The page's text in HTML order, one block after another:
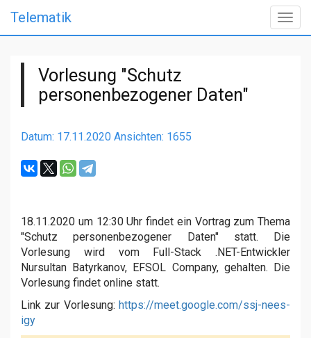
Telematik
Vorlesung "Schutz
personenbezogener Daten"
Datum: 17.11.2020 Ansichten: 1655
18.11.2020 um 12:30 Uhr findet ein Vortrag zum Thema
"Schutz personenbezogener Daten" statt. Die
Vorlesung wird vom Full-Stack .NET-Entwickler
Nursultan Batyrkanov, EFSOL Company, gehalten. Die
Vorlesung findet online statt.
Link zur Vorlesung: https://meet.google.com/ssj-nees-
igy